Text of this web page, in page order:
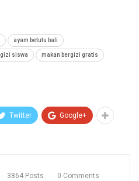
ayam betutu bali
gizi siswa makan bergizi gratis
Twitter Google+
3864 Posts 0 Comments